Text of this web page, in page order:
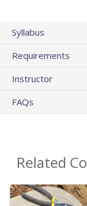
Syllabus
Requirements
Instructor
FAQs
Related